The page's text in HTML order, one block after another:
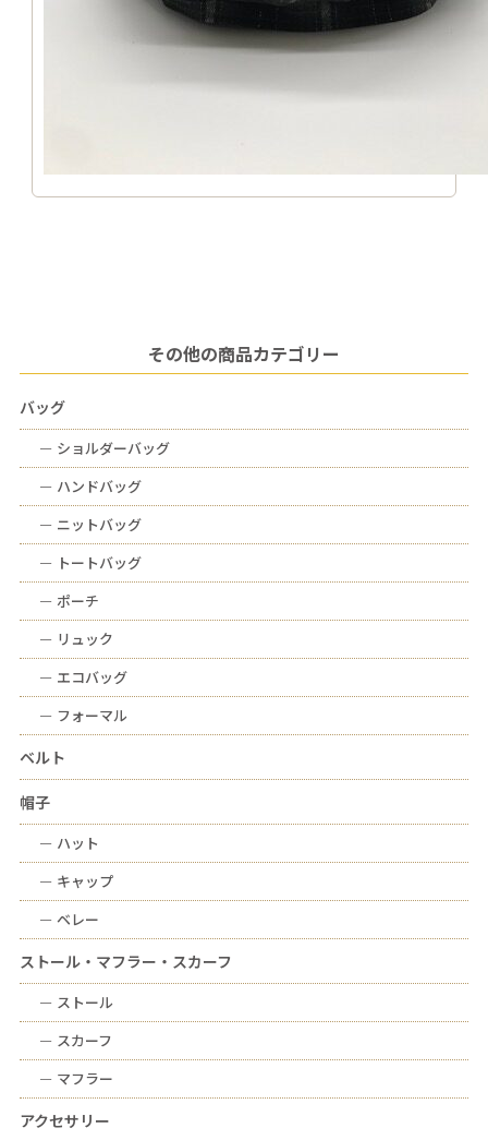
その他の商品カテゴリー
バッグ
ー ショルダーバッグ
ー ハンドバッグ
ー ニットバッグ
ー トートバッグ
ー ポーチ
ー リュック
ー エコバッグ
ー フォーマル
ベルト
帽子
ー ハット
ー キャップ
ー ベレー
ストール・マフラー・スカーフ
ー ストール
ー スカーフ
ー マフラー
アクセサリー